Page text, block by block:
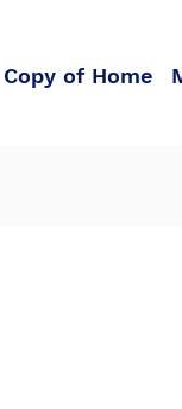
Copy of Home